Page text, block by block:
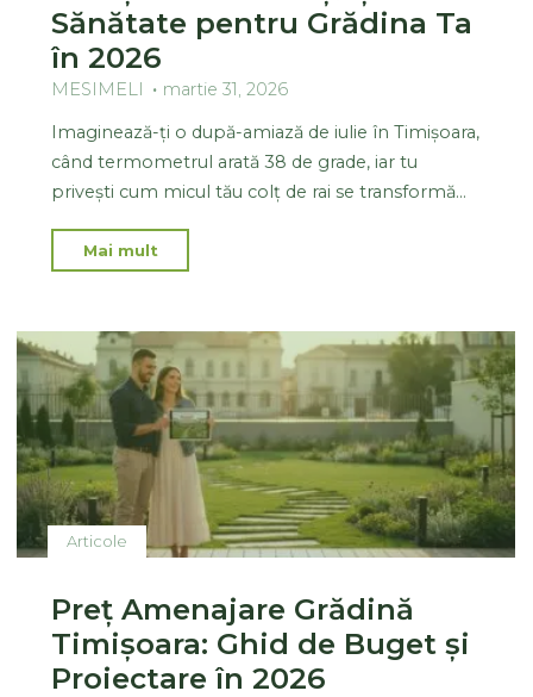
Sănătate pentru Grădina Ta
în 2026
MESIMELI
martie 31, 2026
Imaginează-ți o după-amiază de iulie în Timișoara,
când termometrul arată 38 de grade, iar tu
privești cum micul tău colț de rai se transformă…
Mai mult
Articole
Preț Amenajare Grădină
Timișoara: Ghid de Buget și
Proiectare în 2026